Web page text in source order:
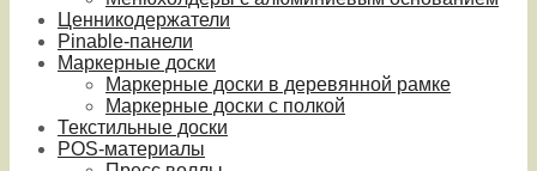
Ценникодержатели
Pinable-панели
Маркерные доски
Маркерные доски в деревянной рамке
Маркерные доски с полкой
Текстильные доски
POS-материалы